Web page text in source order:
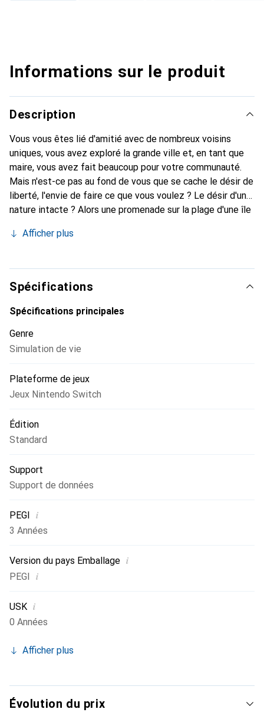
Informations sur le produit
Description
Vous vous êtes lié d'amitié avec de nombreux voisins
uniques, vous avez exploré la grande ville et, en tant que
maire, vous avez fait beaucoup pour votre communauté.
Mais n'est-ce pas au fond de vous que se cache le désir de
liberté, l'envie de faire ce que vous voulez ? Le désir d'une
nature intacte ? Alors une promenade sur la plage d'une île
petit coin d'idylle, vous décidez seul de ce que vous
laissez libre cours à votre créativité.
Afficher plus
Spécifications
Spécifications principales
Genre
Simulation de vie
Plateforme de jeux
Jeux Nintendo Switch
Édition
Standard
Support
Support de données
PEGI i
3 Années
Version du pays Emballage i
PEGI i
USK i
0 Années
Afficher plus
Évolution du prix